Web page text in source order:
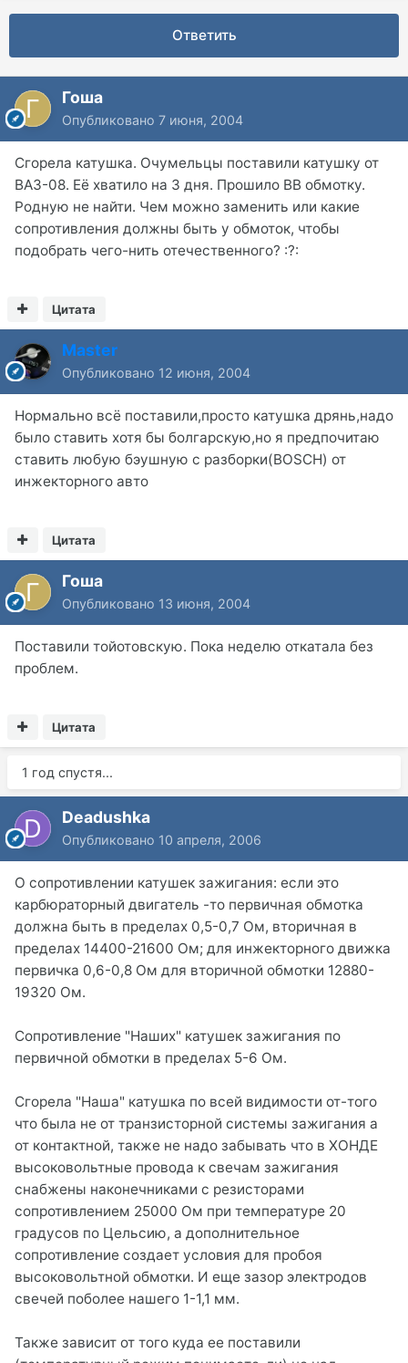
Ответить
Гоша
Опубликовано 7 июня, 2004
Сгорела катушка. Очумельцы поставили катушку от
ВАЗ-08. Её хватило на 3 дня. Прошило ВВ обмотку.
Родную не найти. Чем можно заменить или какие
сопротивления должны быть у обмоток, чтобы
подобрать чего-нить отечественного? :?:
Цитата
Master
Опубликовано 12 июня, 2004
Нормально всё поставили,просто катушка дрянь,надо
было ставить хотя бы болгарскую,но я предпочитаю
ставить любую бэушную с разборки(BOSCH) от
инжекторного авто
Цитата
Гоша
Опубликовано 13 июня, 2004
Поставили тойотовскую. Пока неделю откатала без
проблем.
Цитата
1 год спустя...
Deadushka
Опубликовано 10 апреля, 2006
О сопротивлении катушек зажигания: если это
карбюраторный двигатель -то первичная обмотка
должна быть в пределах 0,5-0,7 Ом, вторичная в
пределах 14400-21600 Ом; для инжекторного движка
первичка 0,6-0,8 Ом для вторичной обмотки 12880-
19320 Ом.
Сопротивление "Наших" катушек зажигания по
первичной обмотки в пределах 5-6 Ом.
Сгорела "Наша" катушка по всей видимости от-того
что была не от транзисторной системы зажигания а
от контактной, также не надо забывать что в ХОНДЕ
высоковольтные провода к свечам зажигания
снабжены наконечниками с резисторами
сопротивлением 25000 Ом при температуре 20
градусов по Цельсию, а дополнительное
сопротивление создает условия для пробоя
высоковольтной обмотки. И еще зазор электродов
свечей поболее нашего 1-1,1 мм.
Также зависит от того куда ее поставили